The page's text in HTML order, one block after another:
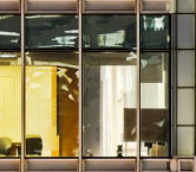
menu
enfant
le
menu
enfant